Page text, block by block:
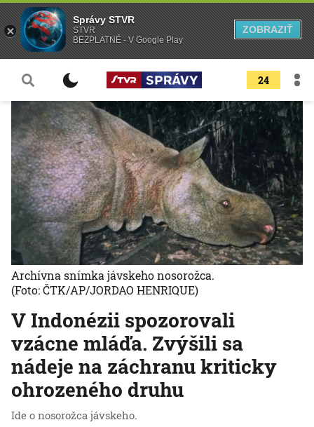
24
V Indonézii spozorovali
vzácne mláďa. Zvýšili sa
nádeje na záchranu kriticky
ohrozeného druhu
Ide o nosorožca jávskeho.
Archívna snímka jávskeho nosorožca.
(Foto: ČTK/AP/JORDAO HENRIQUE)
Správy STVR
STVR
BEZPLATNÉ - V Google Play
ZOBRAZIŤ